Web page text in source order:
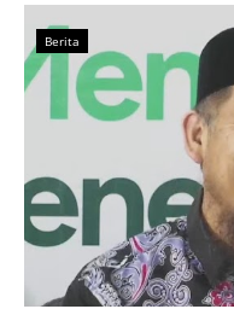
Berita